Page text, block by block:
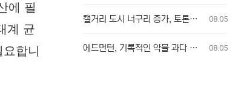
에 필
계 균
합니
캘거리 도시 너구리 증가, 토론토 전철 밟나? 08.05
에드먼턴, 기록적인 약물 과다 복용 사망자 수에 대응 08.05